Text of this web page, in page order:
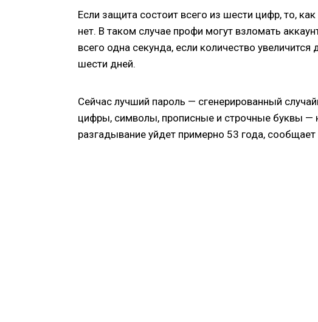
Если защита состоит всего из шести цифр, то,
нет. В таком случае профи могут взломать
всего одна секунда, если количество
шести дней.
Сейчас лучший пароль — сгенерированный
цифры, символы, прописные и строчные буквы —
разгадывание уйдет примерно 53 года, сообщает